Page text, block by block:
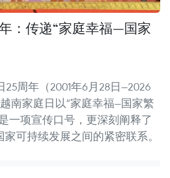
：传递“家庭幸福—国家
周年（2001年6月28日—2026
南家庭日以“家庭幸福—国家繁
一项宣传口号，更深刻阐释了
可持续发展之间的紧密联系。